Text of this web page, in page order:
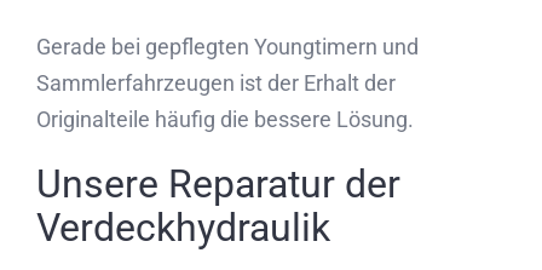
Gerade bei gepflegten Youngtimern und
Sammlerfahrzeugen ist der Erhalt der
Originalteile häufig die bessere Lösung.
Unsere Reparatur der
Verdeckhydraulik